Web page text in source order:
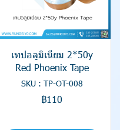
เทปอลูมิเนียม 2*50y
Red Phoenix Tape
SKU : TP-OT-008
฿110